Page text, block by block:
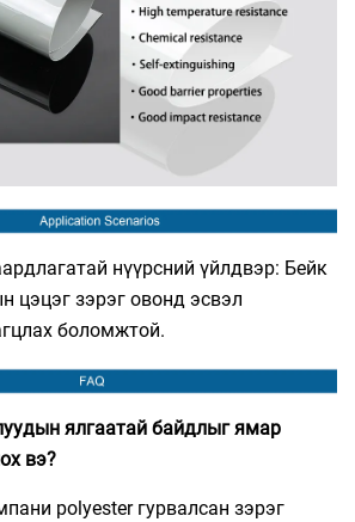
нүүрсний үйлдвэр: Бейк
цэцэг зэрэг овонд эсвэл
боломжтой.
ялгаатай байдлыг ямар
вэ?
polyester гурвалсан зэрэг